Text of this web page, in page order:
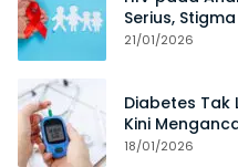
Serius,
21/01/2026
Diabetes Tak
Kini
18/01/2026